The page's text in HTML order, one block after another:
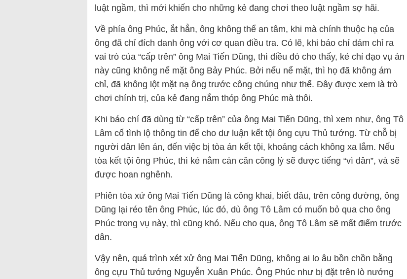
luật ngầm, thì mới khiến cho những kẻ đang chơi theo luật ngầm sợ hãi.
Về phía ông Phúc, ắt hẳn, ông không thể an tâm, khi mà chính thuộc hạ của
ông đã chỉ đích danh ông với cơ quan điều tra. Có lẽ, khi báo chí dám chỉ ra
vai trò của “cấp trên” ông Mai Tiến Dũng, thì điều đó cho thấy, kẻ chỉ đạo vụ án
này cũng không nể mặt ông Bảy Phúc. Bởi nếu nể mặt, thì họ đã không ám
chỉ, đã không lột mặt nạ ông trước công chúng như thế. Đây được xem là trò
chơi chính trị, của kẻ đang nắm thóp ông Phúc mà thôi.
Khi báo chí đã dùng từ “cấp trên” của ông Mai Tiến Dũng, thì xem như, ông Tô
Lâm cố tình lộ thông tin để cho dư luận kết tội ông cựu Thủ tướng. Từ chỗ bị
người dân lên án, đến việc bị tòa án kết tội, khoảng cách không xa lắm. Nếu
tòa kết tội ông Phúc, thì kẻ nắm cán cân công lý sẽ được tiếng “vì dân”, và sẽ
được hoan nghênh.
Phiên tòa xử ông Mai Tiến Dũng là công khai, biết đâu, trên công đường, ông
Dũng lại réo tên ông Phúc, lúc đó, dù ông Tô Lâm có muốn bỏ qua cho ông
Phúc trong vụ này, thì cũng khó. Nếu cho qua, ông Tô Lâm sẽ mất điểm trước
dân.
Vậy nên, quá trình xét xử ông Mai Tiến Dũng, không ai lo âu bồn chồn bằng
ông cựu Thủ tướng Nguyễn Xuân Phúc. Ông Phúc như bị đặt trên lò nướng